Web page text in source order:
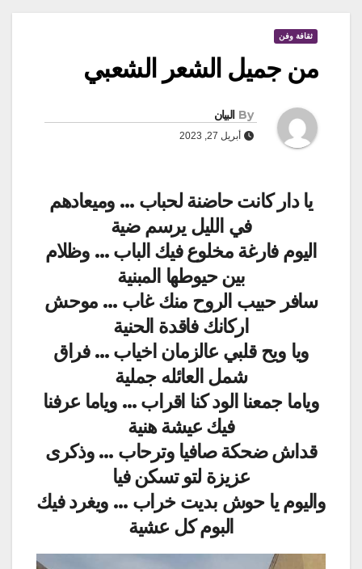
ثقافة وفن
من جميل الشعر الشعبي
By البيان
أبريل 27, 2023
يا دار كانت حاضنة لحباب … وميعادهم
في الليل يرسم ضية
اليوم فارغة مخلوع فيك الباب … وظلام
بين حيوطها المبنية
سافر حبيب الروح منك غاب … موحش
اركانك فاقدة الحنية
ويا ويح قلبي عالزمان اخياب … فراق
شمل العائله جملية
وياما جمعنا الود كنا اقراب … وياما عرفنا
فيك عيشة هنية
قداش ضحكة صافيا وترحاب … وذكرى
عزيزة لتو تسكن فيا
واليوم يا حوش بديت خراب … ويغرد فيك
البوم كل عشية